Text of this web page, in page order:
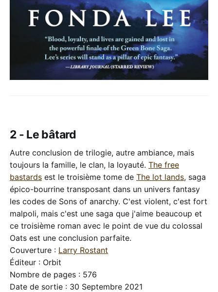
2 - Le bâtard
Autre conclusion de trilogie, autre ambiance, mais
toujours la famille, le clan, la loyauté. The free
bastards est le troisième tome de The lot lands, saga
épico-bourrine transposant dans un univers fantasy
les codes de Sons of anarchy. C'est violent, c'est fort
malpoli, mais c'est une saga que j'aime beaucoup et
ce troisième roman avec le point de vue du colossal
Oats est une conclusion parfaite.
Couverture : Larry Rostant
Éditeur : Orbit
Nombre de pages : 576
Date de sortie : 30 Septembre 2021